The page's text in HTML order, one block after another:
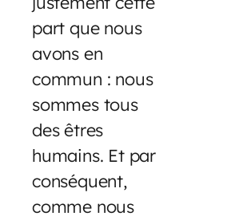
part que nous
avons en
commun : nous
sommes tous
des êtres
humains. Et par
conséquent,
comme nous